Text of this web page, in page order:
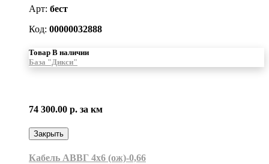
Арт: бест
Код: 00000032888
Товар В наличии
База "Дикси"
74 300.00 р. за км
Закрыть
Кабель АВВГ 4х6 (ож)-0,66